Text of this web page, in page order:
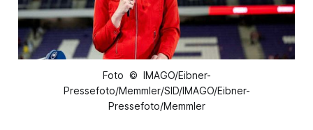
Foto © IMAGO/Eibner-
Pressefoto/Memmler/SID/IMAGO/Eibner-
Pressefoto/Memmler